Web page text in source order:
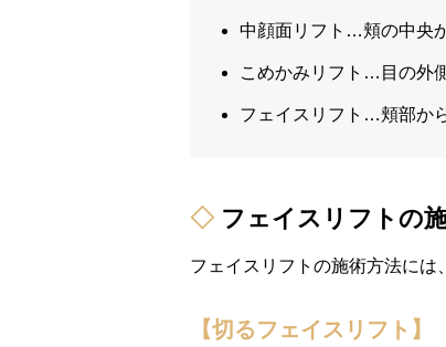
中顔面リフト…頬の中央
こめかみリフト…目の外
フェイスリフト…頬部か
フェイスリフトの
フェイスリフトの施術方法には
【切るフェイスリフト】